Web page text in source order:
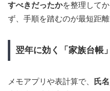
すべきだったかを整理して
ず、手順を踏むのが最短距離
翌年に効く「家族台帳
メモアプリや表計算で、
氏